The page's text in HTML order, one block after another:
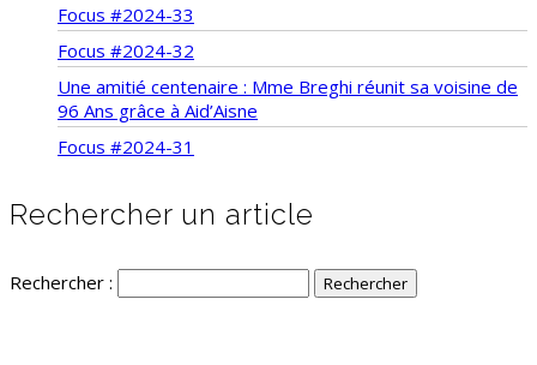
Focus #2024-33
Focus #2024-32
Une amitié centenaire : Mme Breghi réunit sa voisine de
96 Ans grâce à Aid’Aisne
Focus #2024-31
Rechercher un article
Rechercher :